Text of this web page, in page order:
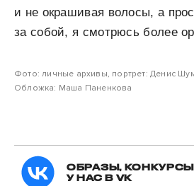
и не окрашивая волосы, а
за собой, я смотрюсь более
Фото: личные архивы, портрет: Денис
Обложка: Маша Паненкова
ОБРАЗЫ,
У НАС В VK